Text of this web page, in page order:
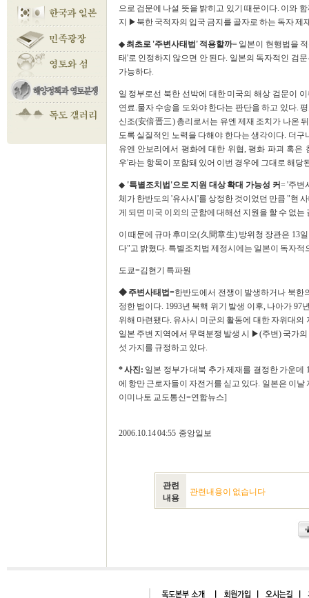
으로 검문에 나설 뜻을 밝히고 있기 때문이다. 이와
지 ▶북한 국적자의 입국 금지를 골자로 하는 독자 제
◆ 최초로 '주변사태법' 적용할까= 일본이 현행법을
태'로 인정하지 않으면 안 된다. 일본의 독자적인 검
가능하다.
일 정부로선 북한 선박에 대한 미국의 해상 검문이
연료.물자 수송을 도와야 한다는 판단을 하고 있다.
신조(安倍晋三) 총리로서는 유엔 제재 조치가 나온
도록 실질적인 노력을 다해야 한다는 생각이다. 더
유엔 안보리에서 평화에 대한 위협, 평화 파괴 혹
우'라는 항목이 포함돼 있어 이번 경우에 그대로 해당
◆ '특별조치법'으로 지원 대상 확대 가능성 커= '주변
체가 한반도의 '유사시'를 상정한 것이었던 만큼 "현
게 되면 미국 이외의 군함에 대해선 지원을 할 수 없는
이 때문에 규마 후미오(久間章生) 방위청 장관은 13
다"고 밝혔다. 특별조치법 제정시에는 일본이 독자
도쿄=김현기 특파원
◆ 주변사태법=한반도에서 전쟁이 발생하거나 북한
정한 법이다. 1993년 북핵 위기 발생 이후, 나아가
위해 마련됐다. 유사시 미군의 활동에 대한 자위대
일본 주변 지역에서 무력분쟁 발생 시 ▶(주변) 국가
섯 가지를 규정하고 있다.
* 사진: 일본 정부가 대북 추가 제재를 결정한 가운
에 항만 근로자들이 자전거를 싣고 있다. 일본은 이
이미나토 교도통신=연합뉴스]
2006.10.14 04:55 중앙일보
관련
내용
관련내용이 없습니다